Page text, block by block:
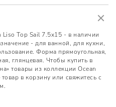
Liso Top Sail 7.5x15 - в наличии
- для ванной, для кухни,
Форма прямоугольная,
глянцевая. Чтобы купить в
товары из коллекции Ocean
в корзину или свяжитесь с